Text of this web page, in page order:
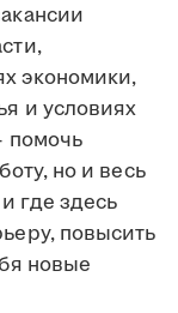
экономики,
и условиях
помочь
но и весь
где здесь
повысить
новые